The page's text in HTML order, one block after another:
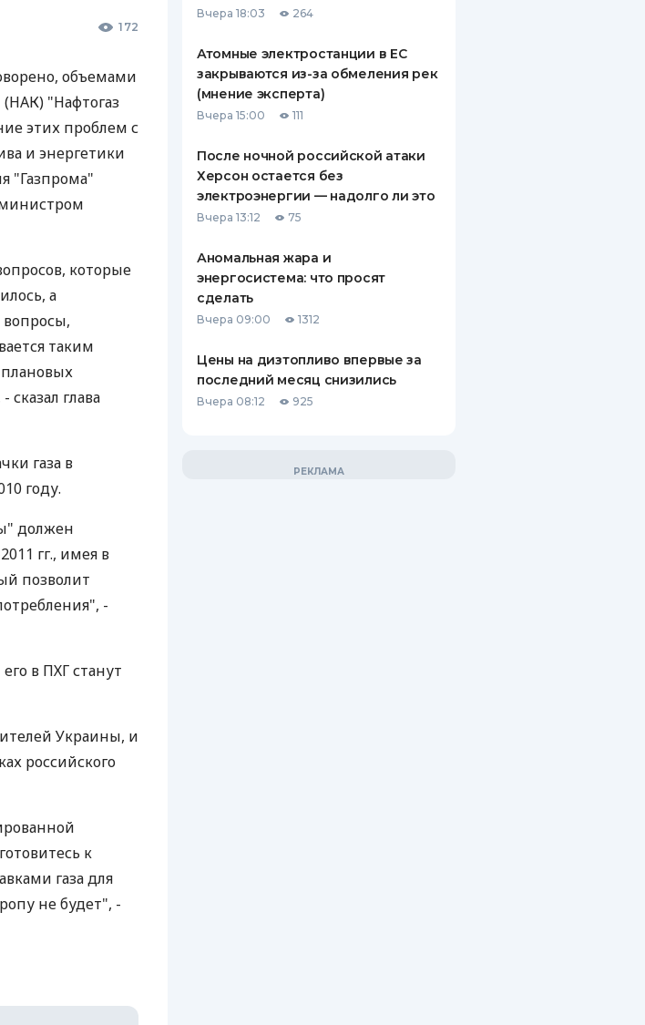
ЕЖЕМЕСЯЧНЫЙ ОБЗОР
ПУТЕВОДИТЕЛИ ПО
БАНКОВСКИМ КАРТАМ
ВСЕ СТРАХОВЫЕ ПОЛИСЫ
СТРАХОВЫЕ КОМПАНИИ
ОТЗЫВЫ О СТРАХОВЫХ
КОМПАНИЯХ
172
объемами
"Нафтогаз
этих проблем с
и энергетики
"Газпрома"
которые
а
вопросы,
таким
плановых
глава
газа в
году.
должен
гг., имея в
позволит
-
в ПХГ станут
Украины, и
российского
к
газа для
не будет", -
Вчера 18:03 264
Атомные электростанции в ЕС
закрываются из-за обмеления рек
(мнение эксперта)
Вчера 15:00 111
После ночной российской атаки
Херсон остается без
электроэнергии — надолго ли это
Вчера 13:12 75
Аномальная жара и
энергосистема: что просят
сделать
Вчера 09:00 1312
Цены на дизтопливо впервые за
последний месяц снизились
Вчера 08:12 925